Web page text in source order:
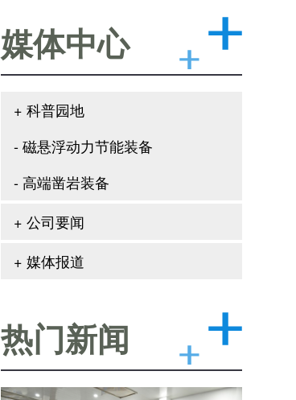
媒体中心
+ 科普园地
- 磁悬浮动力节能装备
- 高端凿岩装备
+ 公司要闻
+ 媒体报道
热门新闻